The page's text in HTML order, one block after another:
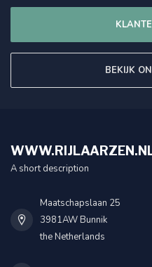
BEKIJK
A short description
Maatschapslaan 25
3981AW Bunnik
the Netherlands